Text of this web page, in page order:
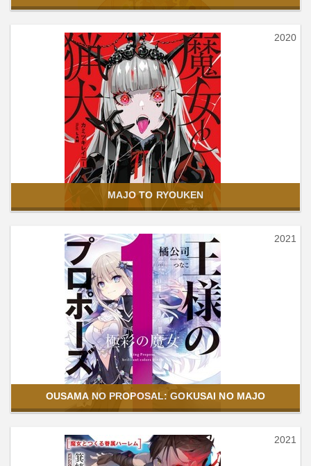
2020
MAJO TO RYOUKEN
2021
OUSAMA NO PROPOSAL: GOKUSAI NO MAJO
2021